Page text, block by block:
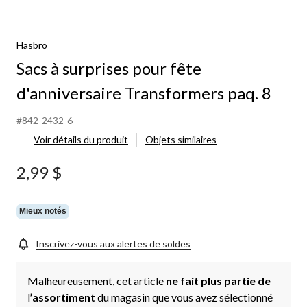
Hasbro
Sacs à surprises pour fête
d'anniversaire Transformers paq. 8
#842-2432-6
Voir détails du produit
Objets similaires
2,99 $
Mieux notés
Inscrivez-vous aux alertes de soldes
Malheureusement, cet article ne fait plus partie de
l’assortiment du magasin que vous avez sélectionné